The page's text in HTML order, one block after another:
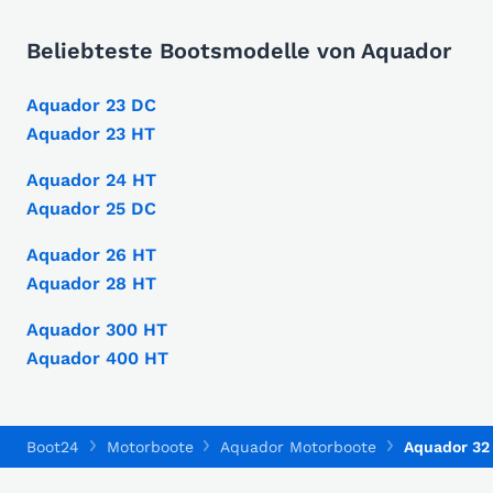
Beliebteste Bootsmodelle von Aquador
Aquador 23 DC
Aquador 23 HT
Aquador 24 HT
Aquador 25 DC
Aquador 26 HT
Aquador 28 HT
Aquador 300 HT
Aquador 400 HT
Boot24 Motorboote Aquador Motorboote Aquador 32